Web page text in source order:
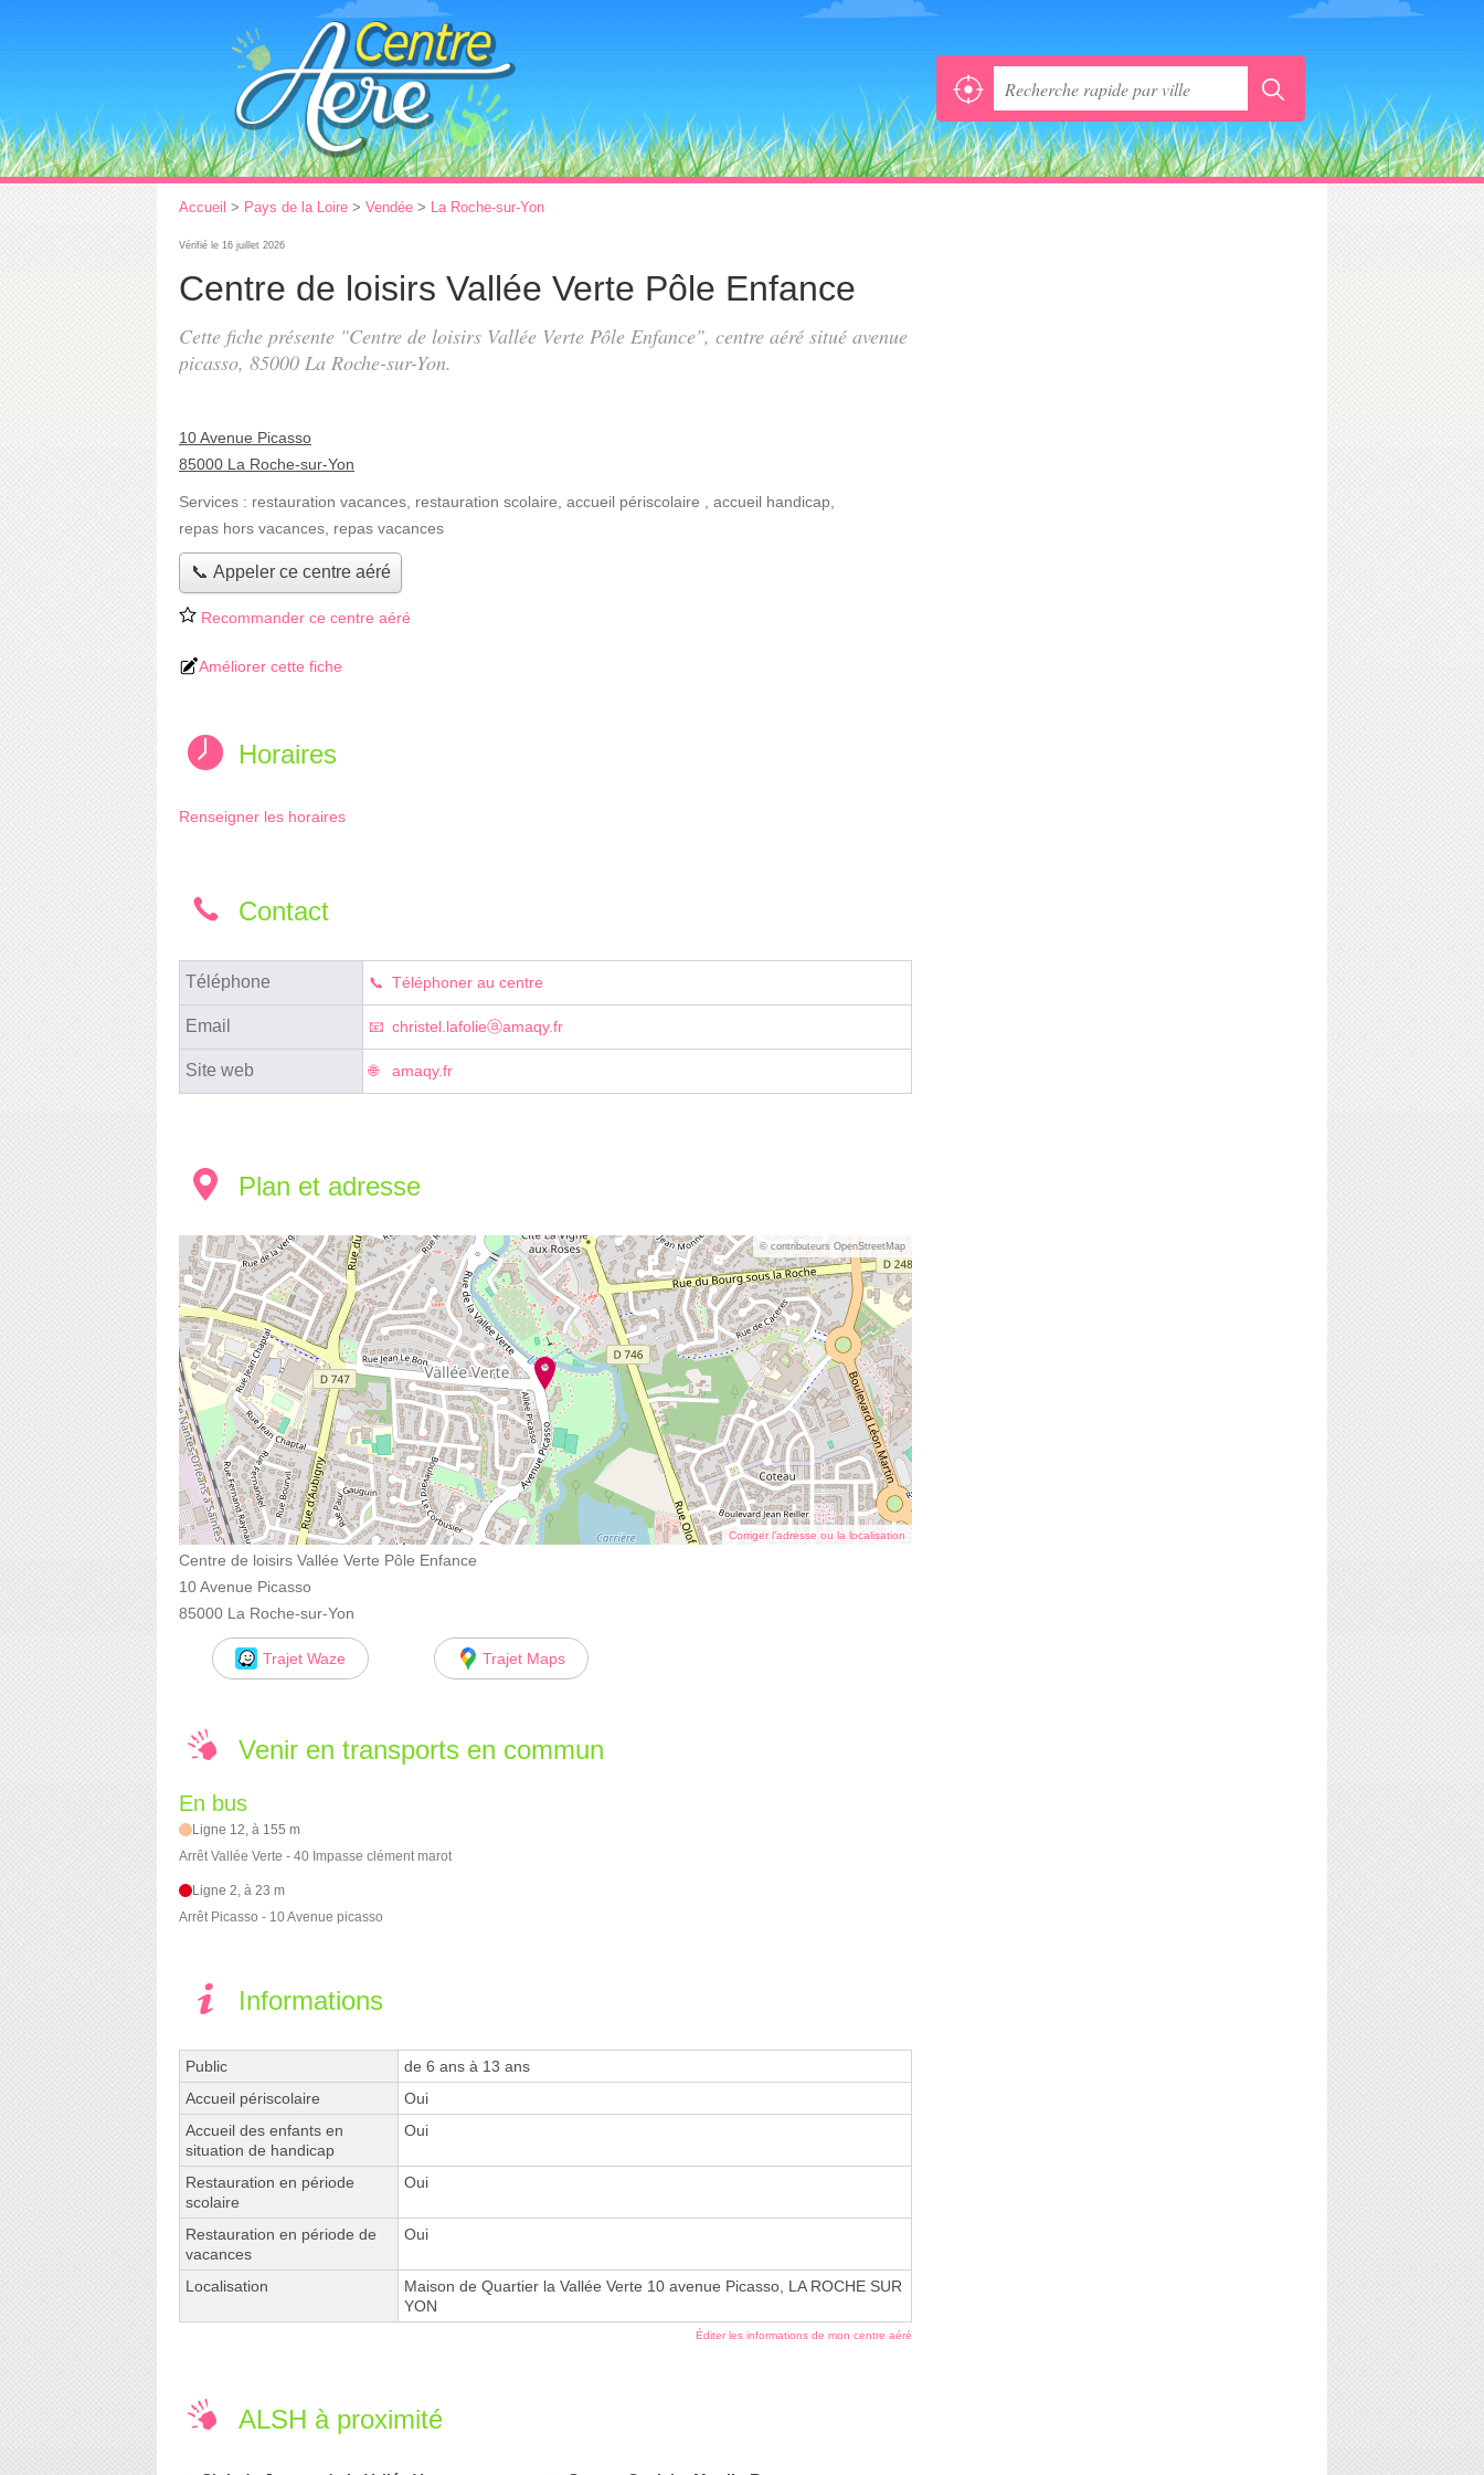
Accueil > Pays de la Loire > Vendée > La Roche-sur-Yon
Vérifié le 16 juillet 2026
Centre de loisirs Vallée Verte Pôle Enfance
Cette fiche présente "Centre de loisirs Vallée Verte Pôle Enfance", centre aéré situé avenue
picasso, 85000 La Roche-sur-Yon.
10 Avenue Picasso
85000 La Roche-sur-Yon
Services : restauration vacances restauration scolaire accueil périscolaire accueil handicap
repas hors vacances repas vacances
📞 Appeler ce centre aéré
Recommander ce centre aéré
Améliorer cette fiche
Horaires
Renseigner les horaires
Contact
Téléphone Téléphoner au centre
Email christel.lafolieⓐamaqy.fr
Site web amaqy.fr
Plan et adresse
© contributeurs OpenStreetMap
Corriger l’adresse ou la localisation
Centre de loisirs Vallée Verte Pôle Enfance
10 Avenue Picasso
85000 La Roche-sur-Yon
Trajet Waze Trajet Maps
Venir en transports en commun
En bus
Ligne 12, à 155 m
Arrêt Vallée Verte - 40 Impasse clément marot
Ligne 2, à 23 m
Arrêt Picasso - 10 Avenue picasso
Informations
Public
de 6 ans à 13 ans
Accueil périscolaire
Oui
Accueil des enfants en
situation de handicap
Oui
Restauration en période
scolaire
Oui
Restauration en période de
vacances
Oui
Localisation
Maison de Quartier la Vallée Verte 10 avenue Picasso, LA ROCHE SUR
YON
Éditer les informations de mon centre aéré
ALSH à proximité